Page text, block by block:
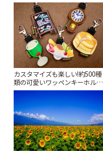
カスタマイズも楽しい!約500種
類の可愛いワッペンキーホルダ
ーがずらり。小平市
「Kimamaya T&K」 | ことりっ
ぷ